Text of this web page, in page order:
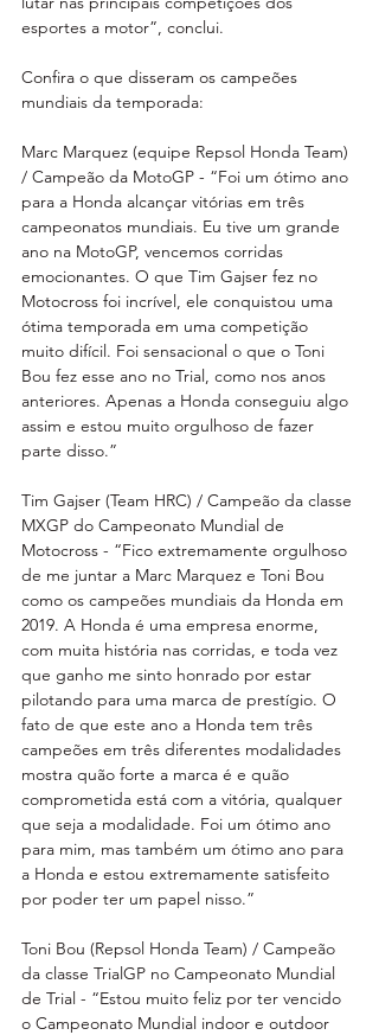
esportes a motor”, conclui.
Confira o que disseram os campeões
mundiais da temporada:
Marc Marquez (equipe Repsol Honda Team)
/ Campeão da MotoGP - “Foi um ótimo ano
para a Honda alcançar vitórias em três
campeonatos mundiais. Eu tive um grande
ano na MotoGP, vencemos corridas
emocionantes. O que Tim Gajser fez no
Motocross foi incrível, ele conquistou uma
ótima temporada em uma competição
muito difícil. Foi sensacional o que o Toni
Bou fez esse ano no Trial, como nos anos
anteriores. Apenas a Honda conseguiu algo
assim e estou muito orgulhoso de fazer
parte disso.”
Tim Gajser (Team HRC) / Campeão da classe
MXGP do Campeonato Mundial de
Motocross - “Fico extremamente orgulhoso
de me juntar a Marc Marquez e Toni Bou
como os campeões mundiais da Honda em
2019. A Honda é uma empresa enorme,
com muita história nas corridas, e toda vez
que ganho me sinto honrado por estar
pilotando para uma marca de prestígio. O
fato de que este ano a Honda tem três
campeões em três diferentes modalidades
mostra quão forte a marca é e quão
comprometida está com a vitória, qualquer
que seja a modalidade. Foi um ótimo ano
para mim, mas também um ótimo ano para
a Honda e estou extremamente satisfeito
por poder ter um papel nisso.”
Toni Bou (Repsol Honda Team) / Campeão
da classe TrialGP no Campeonato Mundial
de Trial - “Estou muito feliz por ter vencido
o Campeonato Mundial indoor e outdoor